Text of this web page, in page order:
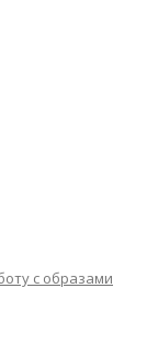
с образами